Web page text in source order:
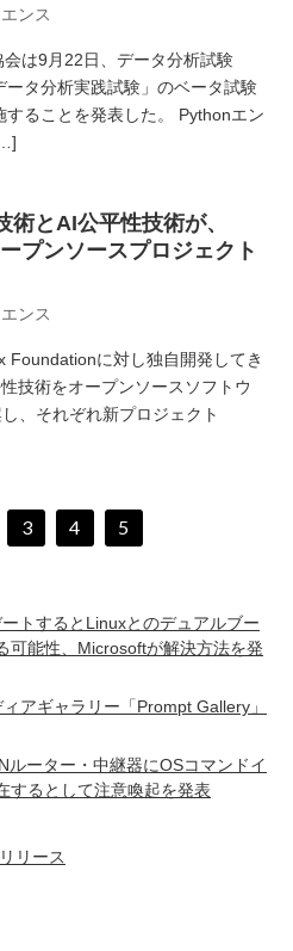
ンス
は9月22日、データ分析試験
ータ分析実践試験」のベータ試験
ることを発表した。 Pythonエン
とAI公平性技術が、
プンソースプロジェクト
ンス
Foundationに対し独自開発してき
技術をオープンソースソフトウ
、それぞれ新プロジェクト
3 4 5
トするとLinuxとのデュアルブー
可能性、Microsoftが解決方法を発
アギャラリー「Prompt Gallery」
ルーター・中継器にOSコマンドイ
するとして注意喚起を発表
リース